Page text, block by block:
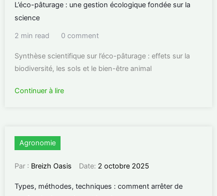
L’éco-pâturage : une gestion écologique fondée sur la
science
2 min read 0 comment
Synthèse scientifique sur l’éco-pâturage : effets sur la
biodiversité, les sols et le bien-être animal
Continuer à lire
Agronomie
Par : Breizh Oasis Date: 2 octobre 2025
Types, méthodes, techniques : comment arrêter de